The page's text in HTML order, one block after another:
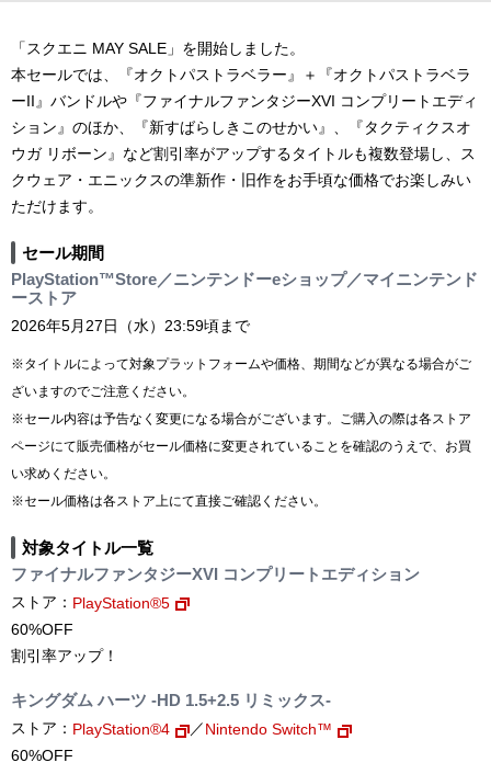
「スクエニ MAY SALE」を開始しました。
本セールでは、『オクトパストラベラー』＋『オクトパストラベラ
ーII』バンドルや『ファイナルファンタジーXVI コンプリートエディ
ション』のほか、『新すばらしきこのせかい』、『タクティクスオ
ウガ リボーン』など割引率がアップするタイトルも複数登場し、ス
クウェア・エニックスの準新作・旧作をお手頃な価格でお楽しみい
ただけます。
セール期間
PlayStation™Store／ニンテンドーeショップ／マイニンテンド
ーストア
2026年5月27日（水）23:59頃まで
※タイトルによって対象プラットフォームや価格、期間などが異なる場合がご
ざいますのでご注意ください。
※セール内容は予告なく変更になる場合がございます。ご購入の際は各ストア
ページにて販売価格がセール価格に変更されていることを確認のうえで、お買
い求めください。
※セール価格は各ストア上にて直接ご確認ください。
対象タイトル一覧
ファイナルファンタジーXVI コンプリートエディション
ストア： PlayStation®5
60%OFF
割引率アップ！
キングダム ハーツ -HD 1.5+2.5 リミックス-
ストア： PlayStation®4 ／Nintendo Switch™
60%OFF